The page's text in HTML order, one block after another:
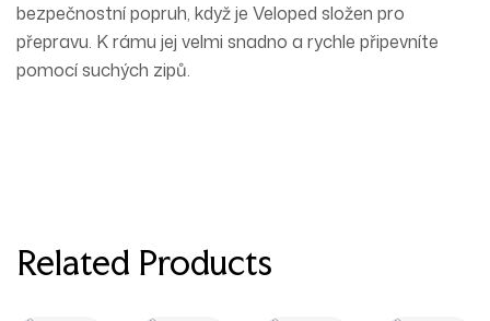
bezpečnostní popruh, když je Veloped složen pro
přepravu. K rámu jej velmi snadno a rychle připevníte
pomocí suchých zipů.
Related Products